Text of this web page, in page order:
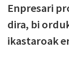
Enpresari
dira, bi
ikastaroak